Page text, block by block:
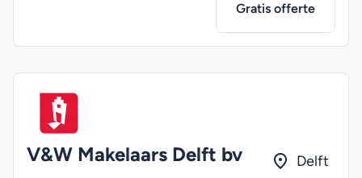
Gratis offerte
V&W Makelaars Delft bv Delft